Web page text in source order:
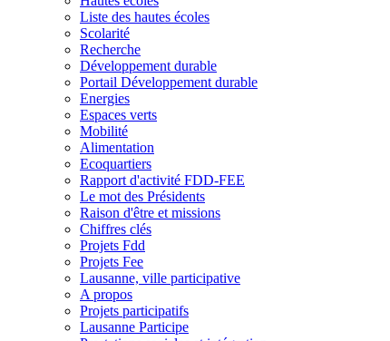
Liste des hautes écoles
Scolarité
Recherche
Développement durable
Portail Développement durable
Energies
Espaces verts
Mobilité
Alimentation
Ecoquartiers
Rapport d'activité FDD-FEE
Le mot des Présidents
Raison d'être et missions
Chiffres clés
Projets Fdd
Projets Fee
Lausanne, ville participative
A propos
Projets participatifs
Lausanne Participe